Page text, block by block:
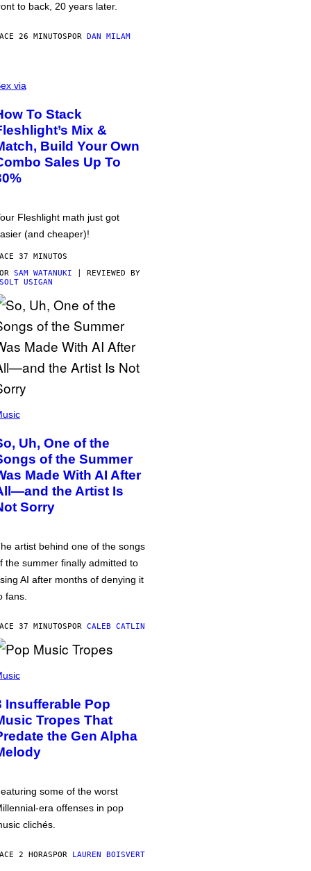
to back, 20 years later.
26 MINUTOSPOR DAN MILAM
via
To Stack
Mix &
Build Your Own
Sales Up To
Fleshlight math just got
(and cheaper)!
37 MINUTOS
SAM WATANUKI | REVIEWED BY
USIGAN
Uh, One of the
of the Summer
Made With AI After
the Artist Is
Sorry
artist behind one of the songs
the summer finally admitted to
AI after months of denying it
fans.
37 MINUTOSPOR CALEB CATLIN
Insufferable Pop
Tropes That
the Gen Alpha
some of the worst
era offenses in pop
clichés.
2 HORASPOR LAUREN BOISVERT